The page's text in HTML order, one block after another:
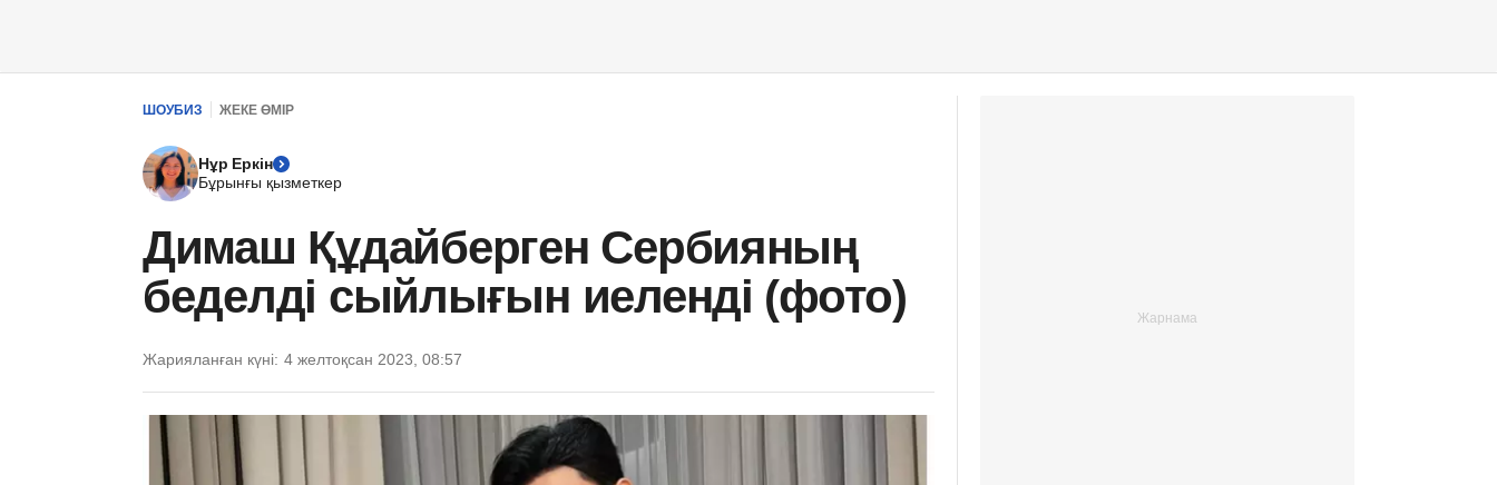
ШОУБИЗ ЖЕКЕ ӨМІР
Нұр Еркін
Бұрынғы қызметкер
Димаш Құдайберген Сербияның
беделді сыйлығын иеленді (фото)
Жарияланған күні: 4 желтоқсан 2023, 08:57